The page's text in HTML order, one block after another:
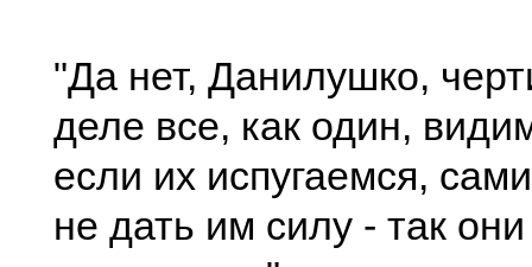
"Да нет, Данилушко,
деле все, как один,
если их испугаемся,
не дать им силу - так